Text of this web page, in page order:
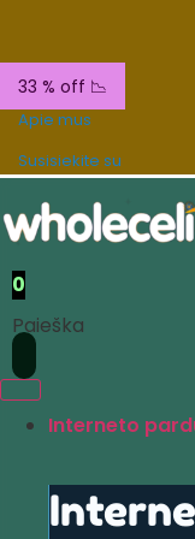
33 % off 📉
Apie mus
Susisiekite su
0
Paieška
Interneto